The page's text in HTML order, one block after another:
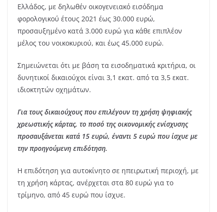
Ελλάδος, με δηλωθέν οικογενειακό εισόδημα
φορολογικού έτους 2021 έως 30.000 ευρώ,
προσαυξημένο κατά 3.000 ευρώ για κάθε επιπλέον
μέλος του νοικοκυριού, και έως 45.000 ευρώ.
Σημειώνεται ότι με βάση τα εισοδηματικά κριτήρια, οι
δυνητικοί δικαιούχοι είναι 3,1 εκατ. από τα 3,5 εκατ.
ιδιοκτητών οχημάτων.
Για τους δικαιούχους που επιλέγουν τη χρήση ψηφιακής
χρεωστικής κάρτας, το ποσό της οικονομικής ενίσχυσης
προσαυξάνεται κατά 15 ευρώ, έναντι 5 ευρώ που ίσχυε με
την προηγούμενη επιδότηση.
Η επιδότηση για αυτοκίνητο σε ηπειρωτική περιοχή, με
τη χρήση κάρτας, ανέρχεται στα 80 ευρώ για το
τρίμηνο, από 45 ευρώ που ίσχυε.